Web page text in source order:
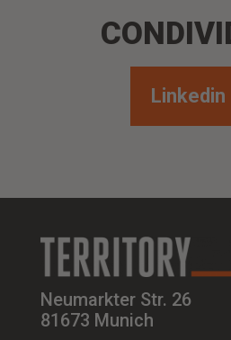
Linkedin
Neumarkter Str. 26
81673 Munich